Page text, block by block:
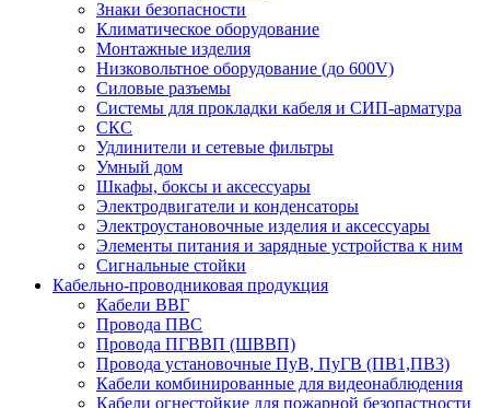
Знаки безопасности
Климатическое оборудование
Монтажные изделия
Низковольтное оборудование (до 600V)
Силовые разъемы
Системы для прокладки кабеля и СИП-арматура
СКС
Удлинители и сетевые фильтры
Умный дом
Шкафы, боксы и аксессуары
Электродвигатели и конденсаторы
Электроустановочные изделия и аксессуары
Элементы питания и зарядные устройства к ним
Сигнальные стойки
Кабельно-проводниковая продукция
Кабели ВВГ
Провода ПВС
Провода ПГВВП (ШВВП)
Провода установочные ПуВ, ПуГВ (ПВ1,ПВ3)
Кабели комбинированные для видеонаблюдения
Кабели огнестойкие для пожарной безопастности